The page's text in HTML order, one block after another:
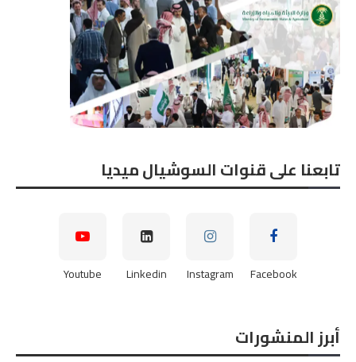
تابعنا على قنوات السوشيال ميديا
Facebook
Instagram
Linkedin
Youtube
أبرز المنشورات